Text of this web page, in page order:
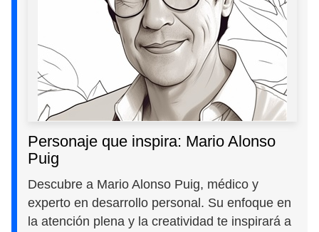
Personaje que inspira: Mario Alonso
Puig
Descubre a Mario Alonso Puig, médico y
experto en desarrollo personal. Su enfoque en
la atención plena y la creatividad te inspirará a